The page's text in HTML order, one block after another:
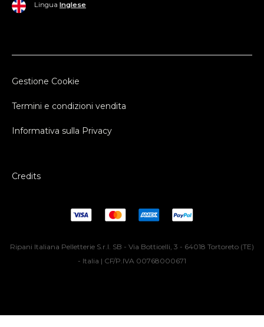
Lingua Inglese
Gestione Cookie
Termini e condizioni vendita
Informativa sulla Privacy
Credits
Ripani Italiana Pelletterie S.r.l. SB - Via Botticelli, 3 - 64018 Tortoreto (TE)
- Italia | CF/P.IVA 00768000671